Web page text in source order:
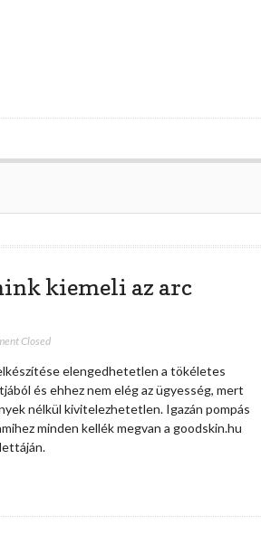
kiemeli az arc
Closed
elengedhetetlen a tökéletes
és ehhez nem elég az ügyesség, mert
nélkül kivitelezhetetlen. Igazán pompás
minden kellék megvan a goodskin.hu